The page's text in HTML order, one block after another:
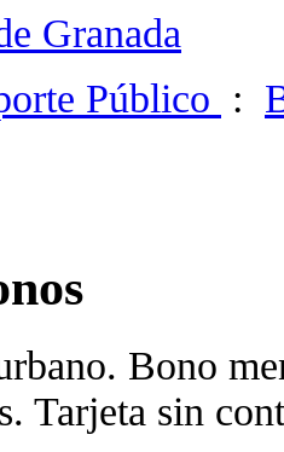
Granada
Público :
Bono
Tarjeta sin